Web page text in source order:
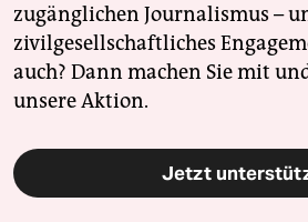
zugänglichen Journalismus –
zivilgesellschaftliches
auch? Dann machen Sie mit
unsere Aktion.
Jetzt